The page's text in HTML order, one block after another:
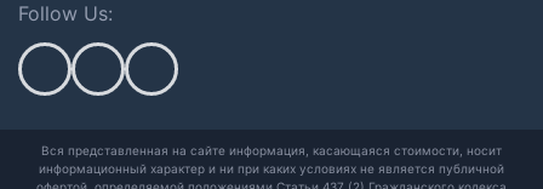
Follow Us:
Вся представленная на сайте информация, касающаяся стоимости, носит
информационный характер и ни при каких условиях не является публичной